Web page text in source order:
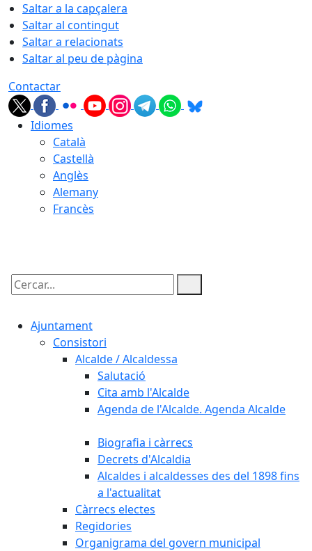
Saltar a la capçalera
Saltar al contingut
Saltar a relacionats
Saltar al peu de pàgina
Contactar
Idiomes
Català
Castellà
Anglès
Alemany
Francès
Cercar:
Ajuntament
Consistori
Alcalde / Alcaldessa
Salutació
Cita amb l'Alcalde
Agenda de l'Alcalde. Agenda Alcalde
Biografia i càrrecs
Decrets d'Alcaldia
Alcaldes i alcaldesses des del 1898 fins
a l'actualitat
Càrrecs electes
Regidories
Organigrama del govern municipal